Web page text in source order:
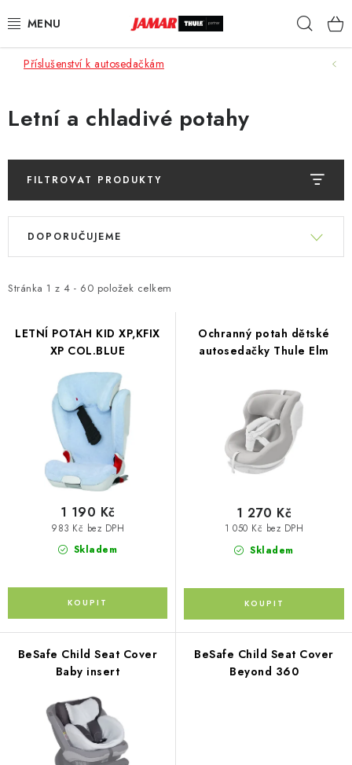
na
STŘEŠNÍ NOSIČE
NOSIČE KOL
DĚTSKÉ ZBOŽÍ
PŮJČOVNA
PRO PSY
BOXY NA TAŽNÁ ZAŘÍZENÍ
OSTATNÍ NOSIČE
STŘEŠNÍ KOŠE
AUTOSTANY
DÁRKOVÉ POUKAZY
Kontakty O nás Doprava a platba
Moje objednávka
Napište nám
Příslušenství k autosedačkám
Letní a chladivé potahy
FILTROVAT PRODUKTY
V
p
i
p
Stránka 1 z 4 - 60 položek celkem
Ř
e
DOPORUČUJEME
LETNÍ POTAH KID XP,KFIX
XP COL.BLUE
Skladem
983 Kč bez DPH
1 190 Kč
Ochranný potah dětské
autosedačky Thule Elm
Skladem
1 050 Kč bez DPH
1 270 Kč
BeSafe Child Seat Cover
Baby insert
BeSafe Child Seat Cover
Beyond 360